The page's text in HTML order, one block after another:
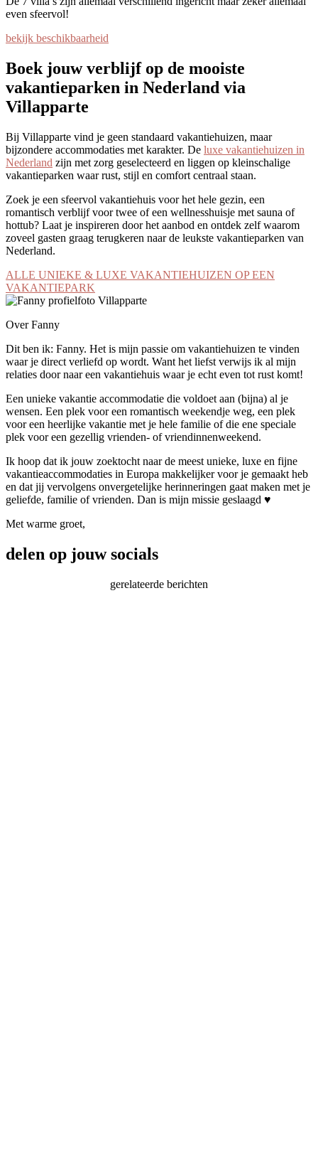
even sfeervol!
bekijk beschikbaarheid
Boek jouw verblijf op de mooiste
vakantieparken in Nederland via
Villapparte
Bij Villapparte vind je geen standaard vakantiehuizen, maar
bijzondere accommodaties met karakter. De luxe vakantiehuizen in
Nederland zijn met zorg geselecteerd en liggen op kleinschalige
vakantieparken waar rust, stijl en comfort centraal staan.
Zoek je een sfeervol vakantiehuis voor het hele gezin, een
romantisch verblijf voor twee of een wellnesshuisje met sauna of
hottub? Laat je inspireren door het aanbod en ontdek zelf waarom
zoveel gasten graag terugkeren naar de leukste vakantieparken van
Nederland.
ALLE UNIEKE & LUXE VAKANTIEHUIZEN OP EEN
VAKANTIEPARK
Over Fanny
Dit ben ik: Fanny. Het is mijn passie om vakantiehuizen te vinden
waar je direct verliefd op wordt. Want het liefst verwijs ik al mijn
relaties door naar een vakantiehuis waar je echt even tot rust komt!
Een unieke vakantie accommodatie die voldoet aan (bijna) al je
wensen. Een plek voor een romantisch weekendje weg, een plek
voor een heerlijke vakantie met je hele familie of die ene speciale
plek voor een gezellig vrienden- of vriendinnenweekend.
Ik hoop dat ik jouw zoektocht naar de meest unieke, luxe en fijne
vakantieaccommodaties in Europa makkelijker voor je gemaakt heb
en dat jij vervolgens onvergetelijke herinneringen gaat maken met je
geliefde, familie of vrienden. Dan is mijn missie geslaagd ♥
Met warme groet,
delen op jouw socials
gerelateerde berichten